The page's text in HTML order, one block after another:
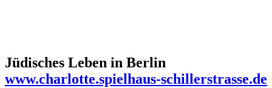
Jüdisches Leben in Berlin
www.charlotte.spielhaus-schillerstrasse.de